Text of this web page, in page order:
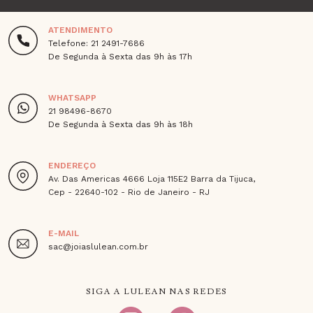
ATENDIMENTO
Telefone: 21 2491-7686
De Segunda à Sexta das 9h às 17h
WHATSAPP
21 98496-8670
De Segunda à Sexta das 9h às 18h
ENDEREÇO
Av. Das Americas 4666 Loja 115E2 Barra da Tijuca,
Cep - 22640-102 - Rio de Janeiro - RJ
E-MAIL
sac@joiaslulean.com.br
SIGA A LULEAN NAS REDES